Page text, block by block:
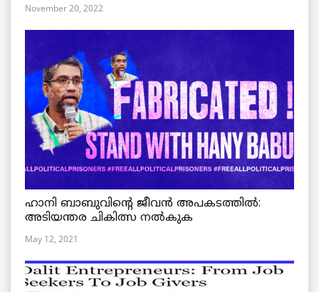
November 20, 2022
ഹാനി ബാബുവിന്റെ ജീവൻ അപകടത്തിൽ:
അടിയന്തര ചികിത്സ നൽകുക
May 12, 2021